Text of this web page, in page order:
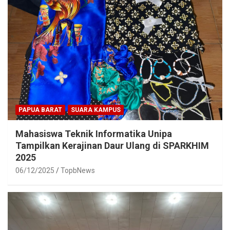
PAPUA BARAT SUARA KAMPUS
Mahasiswa Teknik Informatika Unipa
Tampilkan Kerajinan Daur Ulang di SPARKHIM
2025
06/12/2025 TopbNews